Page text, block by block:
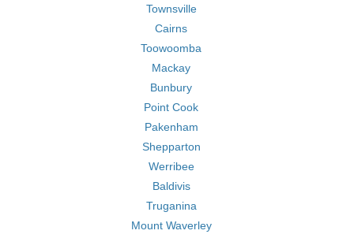
Townsville
Cairns
Toowoomba
Mackay
Bunbury
Point Cook
Pakenham
Shepparton
Werribee
Baldivis
Truganina
Mount Waverley